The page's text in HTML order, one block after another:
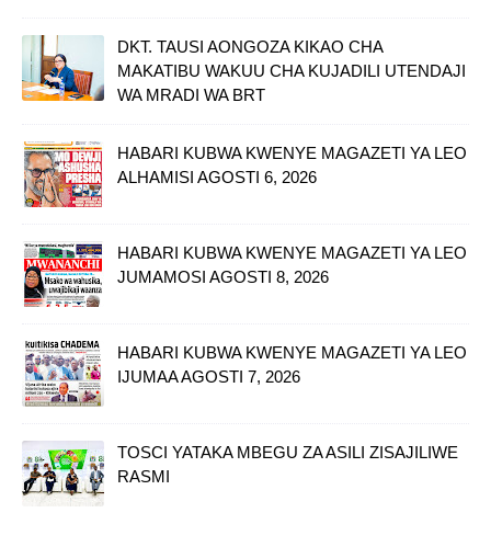
DKT. TAUSI AONGOZA KIKAO CHA
MAKATIBU WAKUU CHA KUJADILI UTENDAJI
WA MRADI WA BRT
HABARI KUBWA KWENYE MAGAZETI YA LEO
ALHAMISI AGOSTI 6, 2026
HABARI KUBWA KWENYE MAGAZETI YA LEO
JUMAMOSI AGOSTI 8, 2026
HABARI KUBWA KWENYE MAGAZETI YA LEO
IJUMAA AGOSTI 7, 2026
TOSCI YATAKA MBEGU ZA ASILI ZISAJILIWE
RASMI